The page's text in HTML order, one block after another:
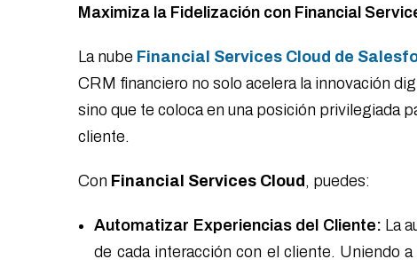
Maximiza la Fidelización con Financial
La nube Financial Services Cloud de
CRM financiero no solo acelera la innovación
sino que te coloca en una posición privilegiada
cliente.
Con Financial Services Cloud , puedes:
Automatizar Experiencias del Cliente: La
de cada interacción con el cliente. Uniendo